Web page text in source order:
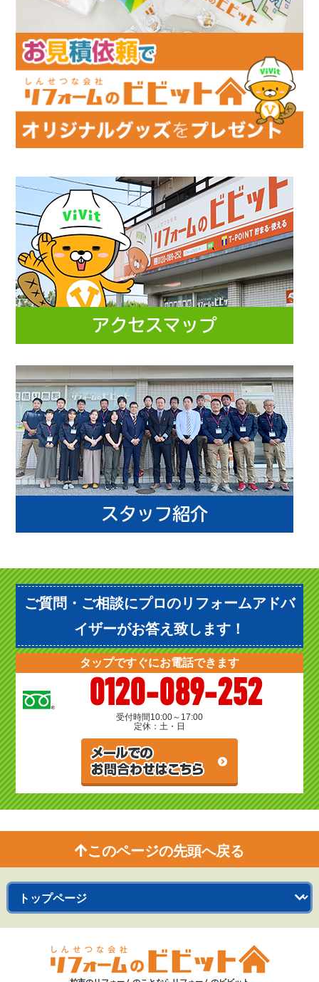
ご質問・ご相談にプロのリフォームアドバ
イザーがお答え致します！
タップですぐにお電話できます
0120-089-252
受付時間 10:00～17:00
定休：土・日
このページの先頭へ戻る